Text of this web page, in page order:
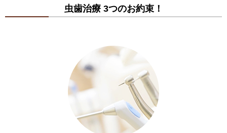
虫歯治療 3つのお約束！